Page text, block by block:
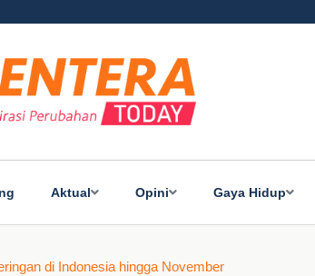
Aktual Opini Gaya Hidup
di Indonesia hingga November